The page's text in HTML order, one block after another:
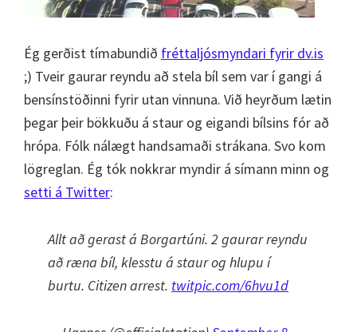
Ég gerðist tímabundið fréttaljósmyndari fyrir dv.is
;) Tveir gaurar reyndu að stela bíl sem var í gangi á
bensínstöðinni fyrir utan vinnuna. Við heyrðum lætin
þegar þeir bökkuðu á staur og eigandi bílsins fór að
hrópa. Fólk nálægt handsamaði strákana. Svo kom
lögreglan. Ég tók nokkrar myndir á símann minn og
setti á Twitter:
Allt að gerast á Borgartúni. 2 gaurar reyndu
að ræna bíl, klesstu á staur og hlupu í
burtu. Citizen arrest. twitpic.com/6hvu1d